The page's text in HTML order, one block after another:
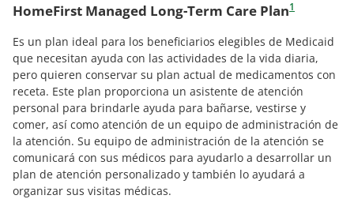
HomeFirst Managed Long-Term Care Plan1
Es un plan ideal para los beneficiarios elegibles de Medicaid
que necesitan ayuda con las actividades de la vida diaria,
pero quieren conservar su plan actual de medicamentos con
receta. Este plan proporciona un asistente de atención
personal para brindarle ayuda para bañarse, vestirse y
comer, así como atención de un equipo de administración de
la atención. Su equipo de administración de la atención se
comunicará con sus médicos para ayudarlo a desarrollar un
plan de atención personalizado y también lo ayudará a
organizar sus visitas médicas.